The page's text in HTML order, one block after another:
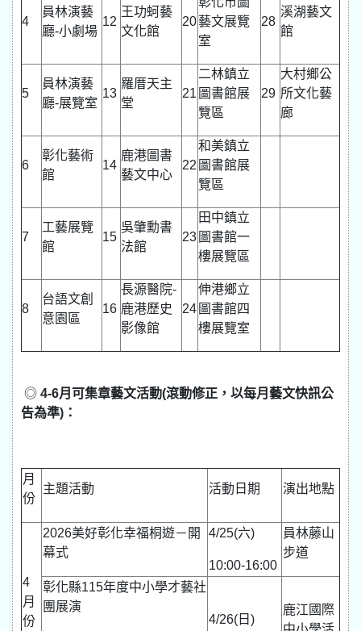
4
員林演藝
廳-小劇場
12
王功蚵藝
文化館
20藝文展覽
室
28
溪湖藝文
館
5
員林演藝
廳-展覽室
13
羅厝天主
堂
21
二林鎮立
圖書館展
覽區
29
大村鄉公
所文化藝
廊
6
彰化藝術
館
14
鹿港圖書
藝文中心
22
和美鎮立
圖書館展
覽區
7
工藝展覽
館
15
吳肇勳書
法館
23
田中鎮立
圖書館一
樓展覽區
8
台語文創
意園區
16
長源醫院-
鹿港歷史
影像館
24
伸港鄉立
圖書館四
樓展覽室
◎ 4-6月可集章藝文活動(滾動修正，以每月藝文快訊公
告為準)：
月
份
主題活動 活動日期 演出地點
4
月
份
2026美好彰化幸福桐遊－開
幕式
4/25(六)
10:00-16:00
員林藤山
步道
彰化縣115年度中小學才藝社
團展演
4/26(日)
鹿江國際